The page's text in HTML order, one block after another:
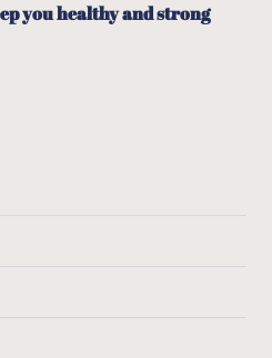
you healthy and strong